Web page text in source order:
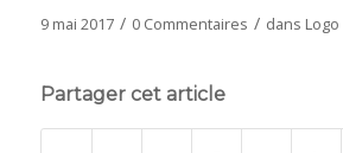
9 mai 2017 / 0 Commentaires / dans Logo
Partager cet article